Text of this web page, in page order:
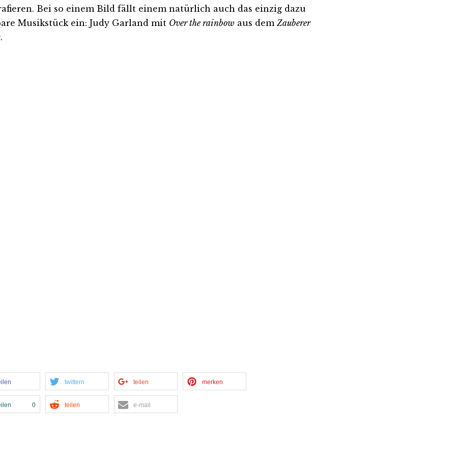
Bei so einem Bild fällt einem natürlich auch das einzig dazu
Musikstück ein: Judy Garland mit Over the rainbow aus dem Zauberer
.
twittern teilen merken
0 teilen e-mail